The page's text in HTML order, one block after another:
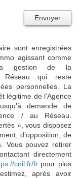
Envoyer
sont enregistrées
agissant comme
la gestion de la
Réseau qui reste
personnelles. La
légitime de l'Agence
demande de
/ au Réseau.
», vous disposez
d’opposition, de
Vous pouvez retirer
directement
cnil.fr/frpour plus
après avoir